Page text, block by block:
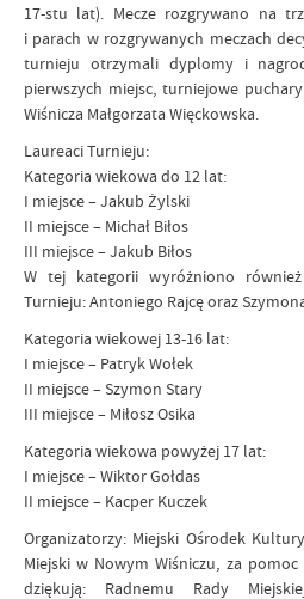
17-stu lat). Mecze rozgrywano na
i parach w rozgrywanych meczach
turnieju otrzymali dyplomy i
pierwszych miejsc, turniejowe
Wiśnicza Małgorzata Więckowska.
Laureaci Turnieju:
Kategoria wiekowa do 12 lat:
I miejsce – Jakub Żylski
II miejsce – Michał Biłos
III miejsce – Jakub Biłos
W tej kategorii wyróżniono również
Turnieju: Antoniego Rajcę oraz
Kategoria wiekowej 13-16 lat:
I miejsce – Patryk Wołek
II miejsce – Szymon Stary
III miejsce – Miłosz Osika
Kategoria wiekowa powyżej 17 lat:
I miejsce – Wiktor Gołdas
II miejsce – Kacper Kuczek
Organizatorzy: Miejski Ośrodek
Miejski w Nowym Wiśniczu, za
dziękują: Radnemu Rady